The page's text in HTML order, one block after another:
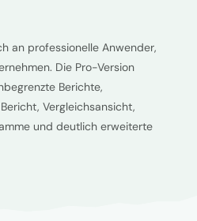
an professionelle Anwender,
Die Pro-Version
Berichte,
Vergleichsansicht,
und deutlich erweiterte